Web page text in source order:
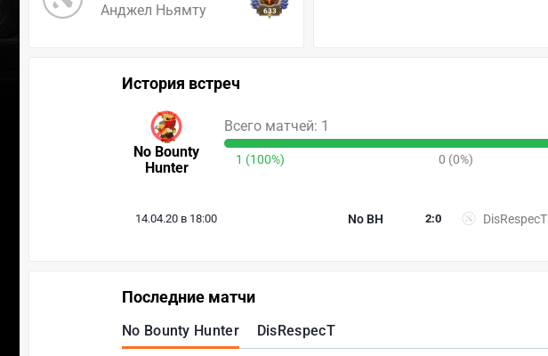
Анджел Ньямту
633
История встреч
No Bounty
Hunter
Всего матчей: 1
1 (100%) 0 (0%)
14.04.20 в 18:00 No BH DisRespecT
2:0
Последние матчи
No Bounty Hunter DisRespecT